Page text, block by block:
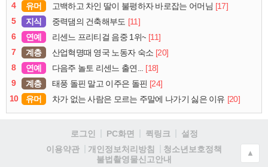
4
유머 고백하고 차인 딸이 불평하자 바로잡는 어머님 [17]
5
지식 중력댐의 건축해부도 [11]
6
연예 리센느 프리티걸 음중 1위~ [11]
7
계층 산업혁명때 영국 노동자 숙소 [20]
8
연예 다음주 놀토 리센느 출연... [18]
9
계층 태풍 돌핀 말고 이주은 돌핀 [24]
10
유머 차가 없는 사람은 모르는 주말에 나가기 싫은 이유 [20]
로그인 PC화면 퀵링크
설정
이용약관
개인정보처리방침
청소년보호정책
불법촬영물신고안내
▲